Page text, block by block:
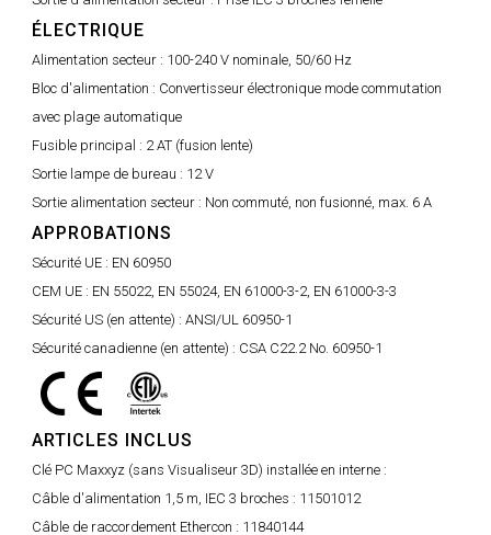
ÉLECTRIQUE
Alimentation secteur : 100-240 V nominale, 50/60 Hz
Bloc d'alimentation : Convertisseur électronique mode commutation
avec plage automatique
Fusible principal : 2 AT (fusion lente)
Sortie lampe de bureau : 12 V
Sortie alimentation secteur : Non commuté, non fusionné, max. 6 A
APPROBATIONS
Sécurité UE : EN 60950
CEM UE : EN 55022, EN 55024, EN 61000-3-2, EN 61000-3-3
Sécurité US (en attente) : ANSI/UL 60950-1
Sécurité canadienne (en attente) : CSA C22.2 No. 60950-1
ARTICLES INCLUS
Clé PC Maxxyz (sans Visualiseur 3D) installée en interne :
Câble d'alimentation 1,5 m, IEC 3 broches : 11501012
Câble de raccordement Ethercon : 11840144